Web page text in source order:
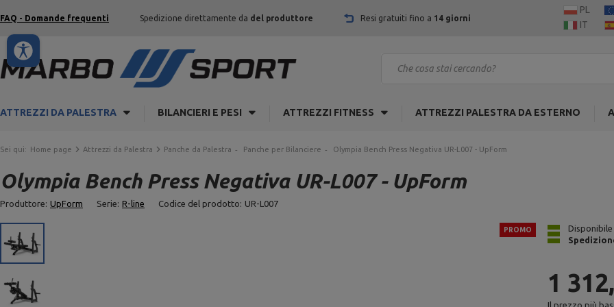
FAQ - Domande frequenti Spedizione direttamente da del produttore Resi gratuiti fino a 14 giorni
PL
IT
ATTREZZI DA PALESTRA BILANCIERI E PESI ATTREZZI FITNESS ATTREZZI PALESTRA DA ESTERNO
Sei qui: Home page Attrezzi da Palestra Panche da Palestra Panche per Bilanciere Olympia Bench Press Negativa UR-L007 - UpForm
Olympia Bench Press Negativa UR-L007 - UpForm
Produttore: UpForm Serie: R-line Codice del prodotto: UR-L007
PROMO
1
Il prezzo più